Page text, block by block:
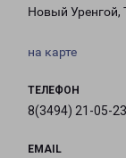
Новый Уренгой,
на карте
ТЕЛЕФОН
8(3494) 21-05-23
EMAIL